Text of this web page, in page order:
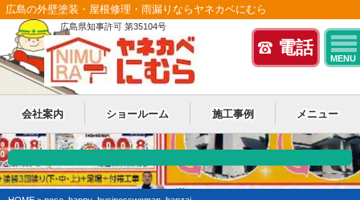
電話
MENU
広島の外壁塗装・屋根修理・雨漏りならヤネカベにむら
広島県知事許可 第35104号
会社案内 ショールーム 施工事例 メニュー